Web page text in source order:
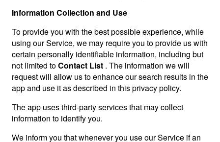
Information Collection and Use
To provide you with the best possible experience, while
using our Service, we may require you to provide us with
certain personally identifiable information, including but
not limited toContact List . The information we will
request will allow us to enhance our search results in the
app and use it as described in this privacy policy.
The app uses third-party services that may collect
information to identify you.
We inform you that whenever you use our Service if an